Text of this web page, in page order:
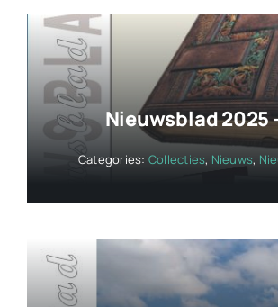
Nieuwsblad 2025
Categories: Collecties, Nieuws,